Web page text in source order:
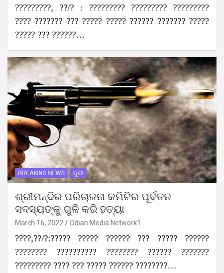
?????????, ??/? : ????????? ????????? ?????????
???? ??????? ??? ????? ????? ?????? ??????? ?????
????? ??? ??????…
BREAKING NEWS ପୁରୀ
ଶ୍ରୀମନ୍ଦିର ପରିଚାଳନା କମିଟିର ପୂର୍ବତନ
ସଦସ୍ୟଙ୍କୁ ଗୁଳି କରି ହତ୍ୟା
March 16, 2022 Odian Media Network1
????,??/?:????? ????? ?????? ??? ????? ??????
???????? ?????????? ???????? ?????? ???????
????????? ???? ??? ????? ?????? ????????…